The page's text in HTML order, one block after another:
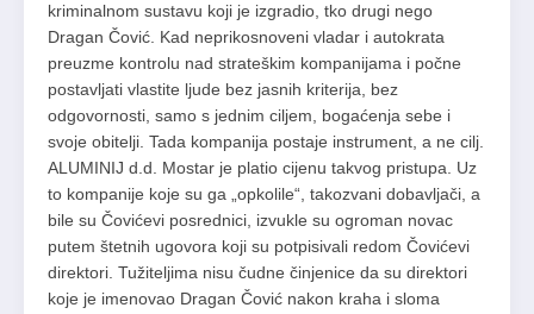
kriminalnom sustavu koji je izgradio, tko drugi nego
Dragan Čović. Kad neprikosnoveni vladar i autokrata
preuzme kontrolu nad strateškim kompanijama i počne
postavljati vlastite ljude bez jasnih kriterija, bez
odgovornosti, samo s jednim ciljem, bogaćenja sebe i
svoje obitelji. Tada kompanija postaje instrument, a ne cilj.
ALUMINIJ d.d. Mostar je platio cijenu takvog pristupa. Uz
to kompanije koje su ga „opkolile“, takozvani dobavljači, a
bile su Čovićevi posrednici, izvukle su ogroman novac
putem štetnih ugovora koji su potpisivali redom Čovićevi
direktori. Tužiteljima nisu čudne činjenice da su direktori
koje je imenovao Dragan Čović nakon kraha i sloma